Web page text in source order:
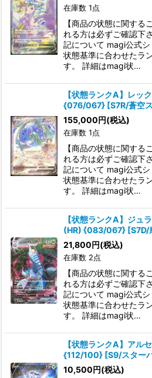
在庫数 1点
【商品の状態に関する
れる方は必ずご確認下
記について magi公式
状態基準に合わせたラ
す。 詳細はmagi状…
【状態ランクA】レッ
{076/067} [S7R/蒼空
155,000円(税込)
在庫数 1点
【商品の状態に関する
れる方は必ずご確認下
記について magi公式
状態基準に合わせたラ
す。 詳細はmagi状…
【状態ランクA】ジュ
(HR) {083/067} [S7D/
21,800円(税込)
在庫数 2点
【商品の状態に関する
れる方は必ずご確認下
記について magi公式
状態基準に合わせたラ
す。 詳細はmagi状…
【状態ランクA】アル
{112/100} [S9/スター
10,500円(税込)